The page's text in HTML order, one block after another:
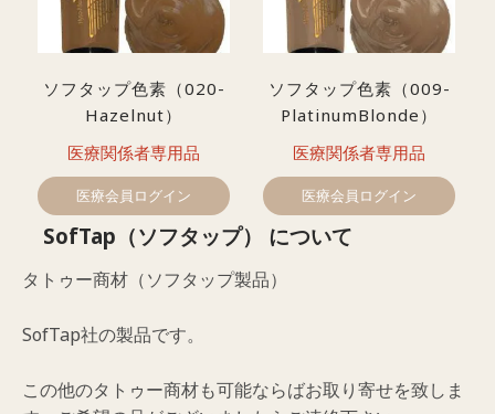
ソフタップ色素（020-
Hazelnut）
医療関係者専用品
医療会員ログイン
ソフタップ色素（009-
PlatinumBlonde）
医療関係者専用品
医療会員ログイン
SofTap（ソフタップ） について
タトゥー商材（ソフタップ製品）
SofTap社の製品です。
この他のタトゥー商材も可能ならばお取り寄せを致しま